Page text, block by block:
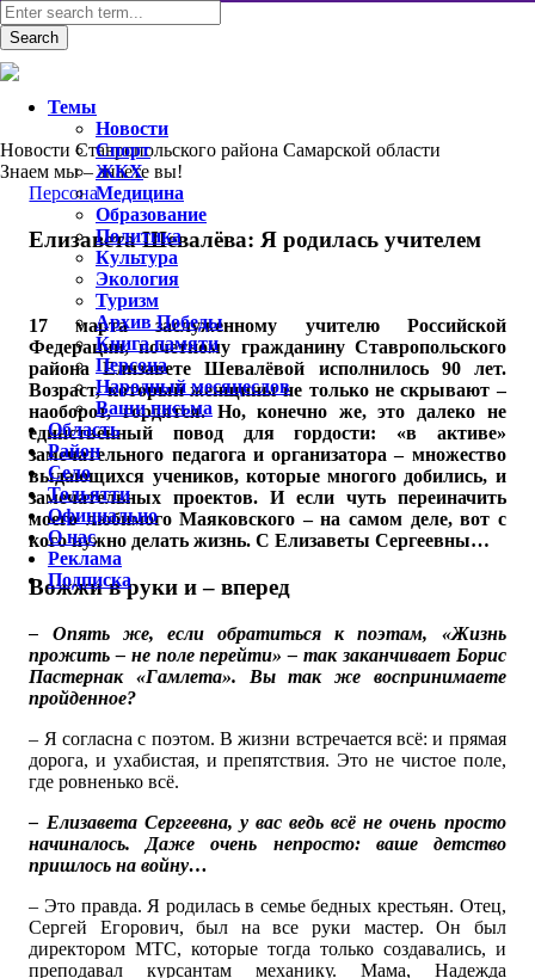
Новости Ставропольского района Самарской области
Знаем мы – знаете вы!
Персона
Елизавета Шевалёва: Я родилась учителем
17 марта заслуженному учителю Российской
Федерации, почетному гражданину Ставропольского
района Елизавете Шевалёвой исполнилось 90 лет.
Возраст, который женщины не только не скрывают –
наоборот, гордятся. Но, конечно же, это далеко не
единственный повод для гордости: «в активе»
замечательного педагога и организатора – множество
выдающихся учеников, которые многого добились, и
замечательных проектов. И если чуть переиначить
моего любимого Маяковского – на самом деле, вот с
кого нужно делать жизнь. С Елизаветы Сергеевны…
Вожжи в руки и – вперед
– Опять же, если обратиться к поэтам, «Жизнь
прожить – не поле перейти» – так заканчивает Борис
Пастернак «Гамлета». Вы так же воспринимаете
пройденное?
– Я согласна с поэтом. В жизни встречается всё: и прямая
дорога, и ухабистая, и препятствия. Это не чистое поле,
где ровненько всё.
– Елизавета Сергеевна, у вас ведь всё не очень просто
начиналось. Даже очень непросто: ваше детство
пришлось на войну…
– Это правда. Я родилась в семье бедных крестьян. Отец,
Сергей Егорович, был на все руки мастер. Он был
директором МТС, которые тогда только создавались, и
преподавал курсантам механику. Мама, Надежда
Темы
Новости
Спорт
ЖКХ
Медицина
Образование
Политика
Культура
Экология
Туризм
Архив Победы
Книга памяти
Персона
Народный месяцеслов
Ваши письма
Область
Район
Село
Тольятти
Официально
О нас
Реклама
Подписка